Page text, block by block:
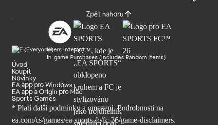
Zpět nahoru
Users Interact
In-game Purchases (Includes Random Items)
Úvod
Koupit
Novinky
EA app pro Windows
EA app a Origin pro Mac
Sports Games
* Platí další podmínky a omezení. Podrobnosti na
ea.com/cs/games/ea-sports-fc/fc-26/game-disclaimers.